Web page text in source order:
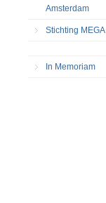
Amsterdam
Stichting MEGA
In Memoriam